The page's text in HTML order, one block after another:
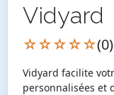
Vidyard
☆☆☆☆☆(0)
Vidyard facilite
personnalisées et